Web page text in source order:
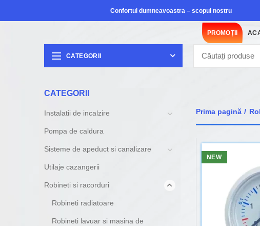
Confortul dumneavoastra – scopul nostru
PROMOȚII
CATEGORII
Prima pagină
NEW
CATEGORII
Instalatii de incalzire
Pompa de caldura
Sisteme de apeduct si canalizare
Utilaje cazangerii
Robineti si racorduri
Robineti radiatoare
Robineti lavuar si masina de